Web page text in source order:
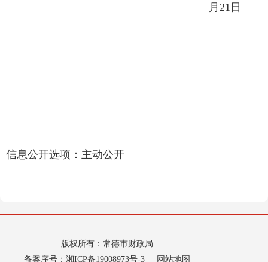
月21日
信息公开选项：主动公开
版权所有：常德市财政局
备案序号： 湘ICP备19008973号-3 网站地图